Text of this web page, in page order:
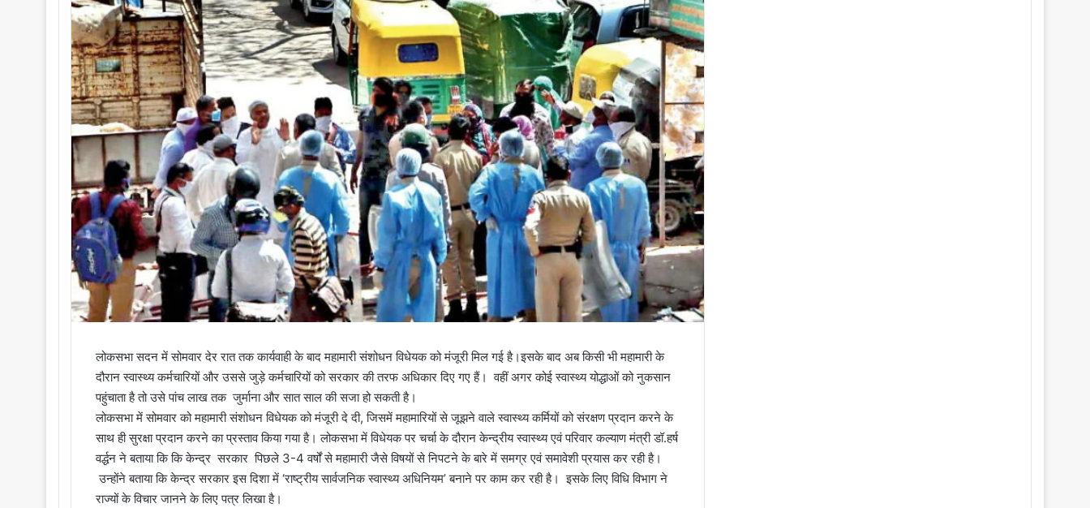
l
लोकसभा सदन में सोमवार देर रात तक कार्यवाही के बाद महामारी संशोधन विधेयक को मंजूरी मिल गई है।इसके बाद अब किसी भी महामारी के
दौरान स्वास्थ्य कर्मचारियों और उससे जुड़े कर्मचारियों को सरकार की तरफ अधिकार दिए गए हैं। वहीं अगर कोई स्वास्थ्य योद्धाओं को नुकसान
पहुंचाता है तो उसे पांच लाख तक जुर्माना और सात साल की सजा हो सकती है।
लोकसभा में सोमवार को महामारी संशोधन विधेयक को मंजूरी दे दी, जिसमें महामारियों से जूझने वाले स्वास्थ्य कर्मियों को संरक्षण प्रदान करने के
साथ ही सुरक्षा प्रदान करने का प्रस्ताव किया गया है। लोकसभा में विधेयक पर चर्चा के दौरान केन्द्रीय स्वास्थ्य एवं परिवार कल्याण मंत्री डॉ.हर्ष
वर्द्धन ने बताया कि कि केन्द्र सरकार पिछले 3-4 वर्षों से महामारी जैसे विषयों से निपटने के बारे में समग्र एवं समावेशी प्रयास कर रही है।
उन्होंने बताया कि केन्द्र सरकार इस दिशा में ‘राष्ट्रीय सार्वजनिक स्वास्थ्य अधिनियम’ बनाने पर काम कर रही है। इसके लिए विधि विभाग ने
राज्यों के विचार जानने के लिए पत्र लिखा है।